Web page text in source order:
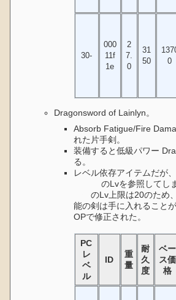
30-
000
11f
1e
2
7.
0
31
50
0
Dragonsword of Lainlyn。
Absorb Fatigue/Fire
れた片手剣。
装備すると低級パワー
る。
レベル依存アイテムだが
rd KainのLvを参照してし
KainのLv上限は20のため
能の剣は手に入れること
OPで修正された。
PC
レ
ベ
ル
ID
重
量
耐
久
度
ベー
ス価
格